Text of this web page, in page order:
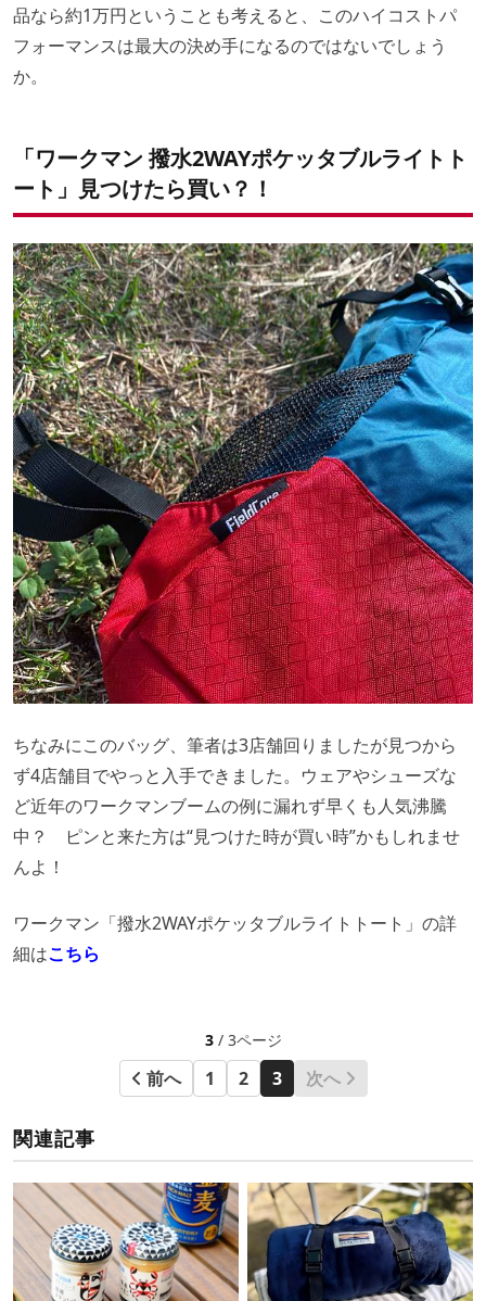
品なら約1万円ということも考えると、このハイコストパ
フォーマンスは最大の決め手になるのではないでしょう
か。
「ワークマン 撥水2WAYポケッタブルライトト
ート」見つけたら買い？！
ちなみにこのバッグ、筆者は3店舗回りましたが見つから
ず4店舗目でやっと入手できました。ウェアやシューズな
ど近年のワークマンブームの例に漏れず早くも人気沸騰
中？ ピンと来た方は“見つけた時が買い時”かもしれませ
んよ！
ワークマン「撥水2WAYポケッタブルライトトート」の詳
細はこちら
3/ 3ページ
前へ 1 2 3 次へ
関連記事